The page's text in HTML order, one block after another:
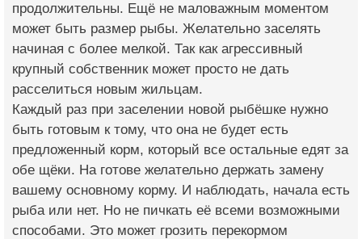
продолжительны. Ещё не маловажным моментом
может быть размер рыбы. Желательно заселять
начиная с более мелкой. Так как агрессивный
крупный собственник может просто не дать
расселиться новым жильцам.
Каждый раз при заселении новой рыбёшке нужно
быть готовым к тому, что она не будет есть
предложенный корм, который все остальные едят за
обе щёки. На готове желательно держать замену
вашему основному корму. И наблюдать, начала есть
рыба или нет. Но не пичкать её всеми возможными
способами. Это может грозить перекормом